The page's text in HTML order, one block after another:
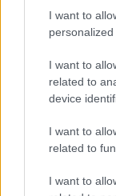
I want to
personalized
I want to
related to
device
I want to
related to
I want to
Andreas •2022.
MINDEN
ÚTMUTATÓ
https://
http://